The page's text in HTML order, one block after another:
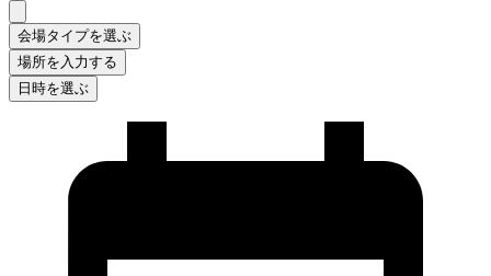
会場タイプを選ぶ
場所を入力する
日時を選ぶ